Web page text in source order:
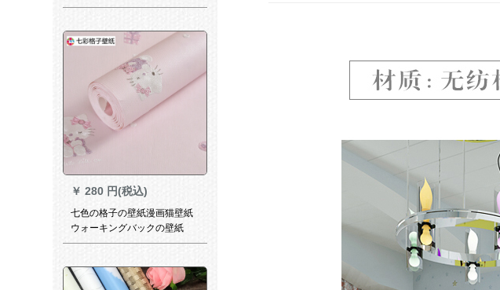
す。现代简単な几何学三角壁
北欧风のアイデア壁に大气壁
画を配置します。
￥ 280 円(税込)
七色の格子の壁紙漫画猫壁紙
ウォーキングバックの壁紙
6101薄いピンクの粘着式5メ
ートルメトルトル